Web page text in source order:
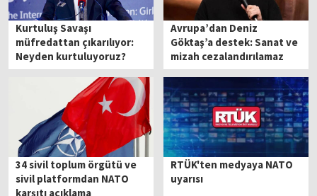
Kurtuluş Savaşı
müfredattan çıkarılıyor:
Neyden kurtuluyoruz?
Avrupa’dan Deniz
Göktaş’a destek: Sanat ve
mizah cezalandırılamaz
34 sivil toplum örgütü ve
sivil platformdan NATO
karşıtı açıklama
RTÜK'ten medyaya NATO
uyarısı